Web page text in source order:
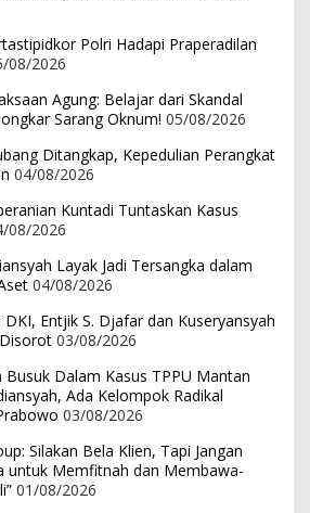
Polri Hadapi Praperadilan
08/2026
Agung: Belajar dari Skandal
Sarang Oknum! 05/08/2026
Ditangkap, Kepedulian Perangkat
04/08/2026
Kuntadi Tuntaskan Kasus
08/2026
Layak Jadi Tersangka dalam
04/08/2026
Entjik S. Djafar dan Kuseryansyah
03/08/2026
Dalam Kasus TPPU Mantan
Ada Kelompok Radikal
03/08/2026
Silakan Bela Klien, Tapi Jangan
untuk Memfitnah dan Membawa-
01/08/2026